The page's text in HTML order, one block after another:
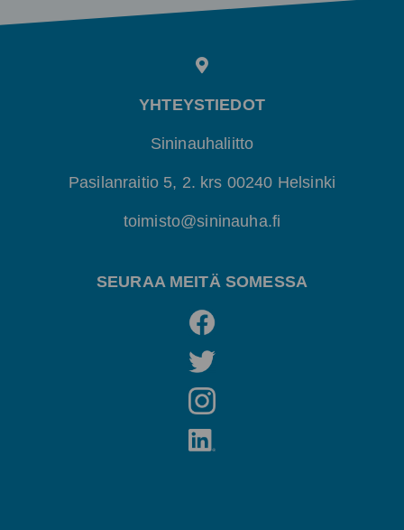
YHTEYSTIEDOT
Sininauhaliitto
Pasilanraitio 5, 2. krs 00240 Helsinki
toimisto@sininauha.fi
SEURAA MEITÄ SOMESSA